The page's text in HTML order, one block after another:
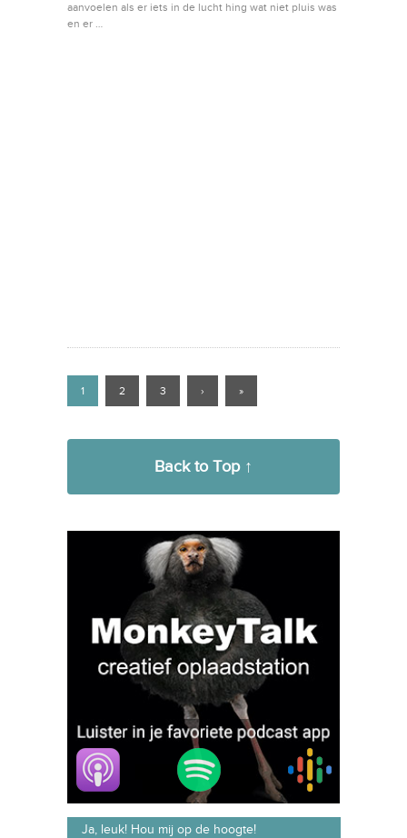
aanvoelen als er iets in de lucht hing wat niet pluis was
en er …
1 2 3 › »
Back to Top ↑
Ja, leuk! Hou mij op de hoogte!